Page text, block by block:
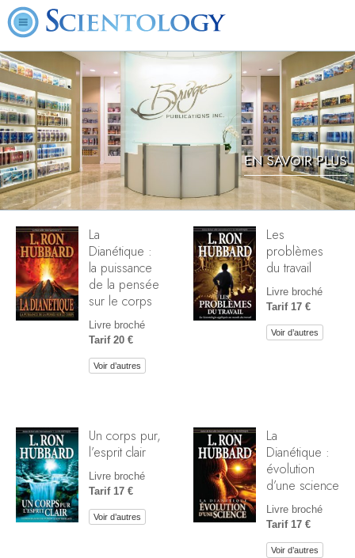
EN SAVOIR PLUS
La
Dianétique :
la puissance
de la pensée
sur le corps
Livre broché
Tarif 20 €
Voir d’autres
Les
problèmes
du travail
Livre broché
Tarif 17 €
Voir d’autres
Un corps pur,
l’esprit clair
Livre broché
Tarif 17 €
Voir d’autres
La
Dianétique :
évolution
d’une science
Livre broché
Tarif 17 €
Voir d’autres